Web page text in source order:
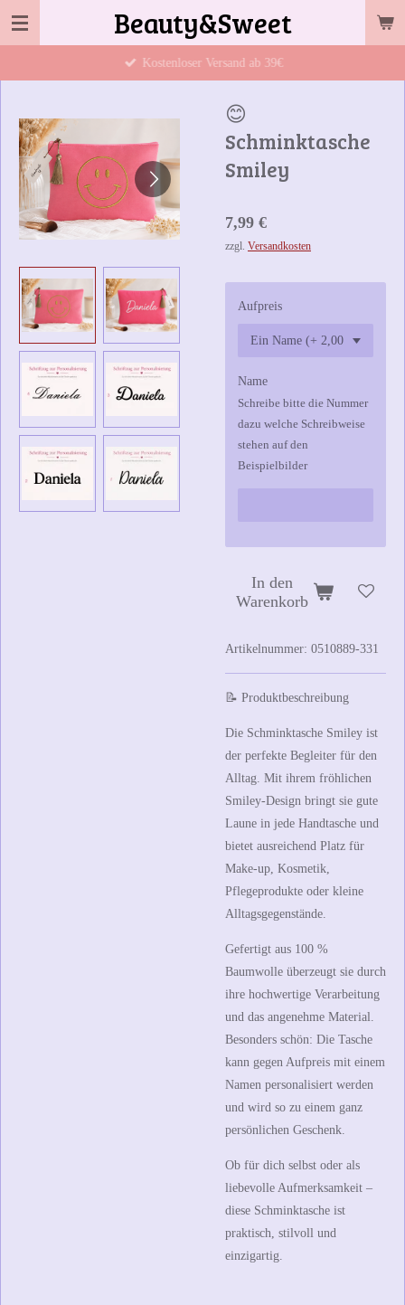
Zum
Beauty&Sweet
Kostenloser Versand ab 39€
😊
Schminktasche
Smiley
7,99 €
zzgl. Versandkosten
Aufpreis
Name
Schreibe bitte die Nummer
dazu welche Schreibweise
stehen auf den
Beispielbilder
In den
Warenkorb
Artikelnummer: 0510889-331
📝 Produktbeschreibung
Die Schminktasche Smiley ist
der perfekte Begleiter für den
Alltag. Mit ihrem fröhlichen
Smiley-Design bringt sie gute
Laune in jede Handtasche und
bietet ausreichend Platz für
Make-up, Kosmetik,
Pflegeprodukte oder kleine
Alltagsgegenstände.
Gefertigt aus 100 %
Baumwolle überzeugt sie durch
ihre hochwertige Verarbeitung
und das angenehme Material.
Besonders schön: Die Tasche
kann gegen Aufpreis mit einem
Namen personalisiert werden
und wird so zu einem ganz
persönlichen Geschenk.
Ob für dich selbst oder als
liebevolle Aufmerksamkeit –
diese Schminktasche ist
praktisch, stilvoll und
einzigartig.